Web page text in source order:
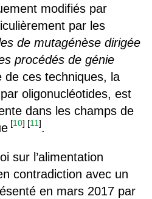
modifiés par
par les
de mutagénèse dirigée
procédés de génie
de ces techniques, la
oligonucléotides, est
dans les champs de
[10] [11].
sur l’alimentation
contradiction avec un
en mars 2017 par